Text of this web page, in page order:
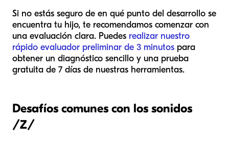
Si no estás seguro de en qué punto del desarrollo se
encuentra tu hijo, te recomendamos comenzar con
una evaluación clara. Puedes realizar nuestro
rápido evaluador preliminar de 3 minutos para
obtener un diagnóstico sencillo y una prueba
gratuita de 7 días de nuestras herramientas.
Desafíos comunes con los sonidos
/Z/